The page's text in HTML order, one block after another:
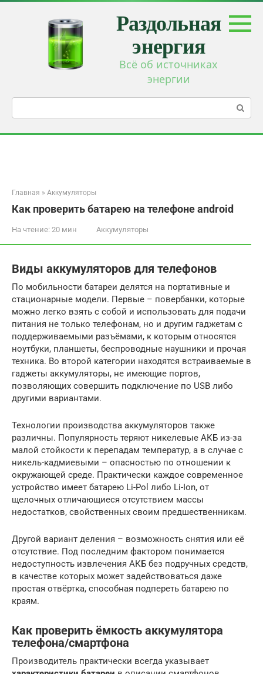
Перейти
Раздольная
энергия
Всё об источниках
энергии
Главная » Аккумуляторы
Как проверить батарею на телефоне android
На чтение: 20 мин Аккумуляторы
Виды аккумуляторов для телефонов
По мобильности батареи делятся на портативные и
стационарные модели. Первые – повербанки, которые
можно легко взять с собой и использовать для подачи
питания не только телефонам, но и другим гаджетам с
поддерживаемыми разъёмами, к которым относятся
ноутбуки, планшеты, беспроводные наушники и прочая
техника. Во второй категории находятся встраиваемые в
гаджеты аккумуляторы, не имеющие портов,
позволяющих совершить подключение по USB либо
другими вариантами.
Технологии производства аккумуляторов также
различны. Популярность теряют никелевые АКБ из-за
малой стойкости к перепадам температур, а в случае с
никель-кадмиевыми – опасностью по отношении к
окружающей среде. Практически каждое современное
устройство имеет батарею Li-Pol либо Li-Ion, от
щелочных отличающиеся отсутствием массы
недостатков, свойственных своим предшественникам.
Другой вариант деления – возможность снятия или её
отсутствие. Под последним фактором понимается
недоступность извлечения АКБ без подручных средств,
в качестве которых может задействоваться даже
простая отвёртка, способная подпереть батарею по
краям.
Как проверить ёмкость аккумулятора
телефона/смартфона
Производитель практически всегда указывает